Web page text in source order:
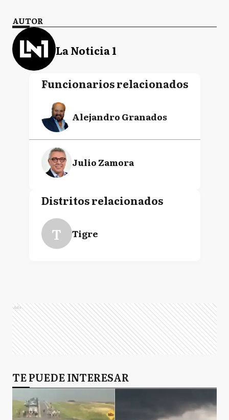
AUTOR
La Noticia 1
Funcionarios relacionados
Alejandro Granados
Julio Zamora
Distritos relacionados
T Tigre
Ads
TE PUEDE INTERESAR